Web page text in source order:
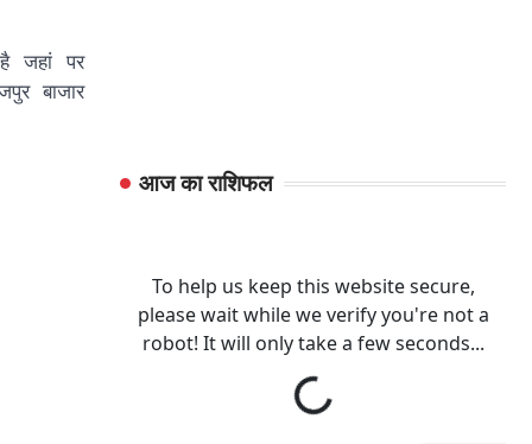
जहां पर
बाजार
आज का राशिफल